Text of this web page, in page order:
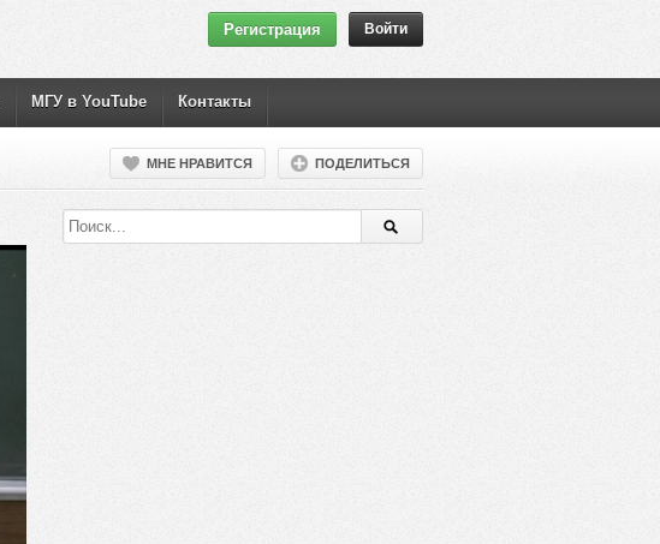
Регистрация Войти
МГУ в YouTube Контакты
МНЕ НРАВИТСЯ ПОДЕЛИТЬСЯ